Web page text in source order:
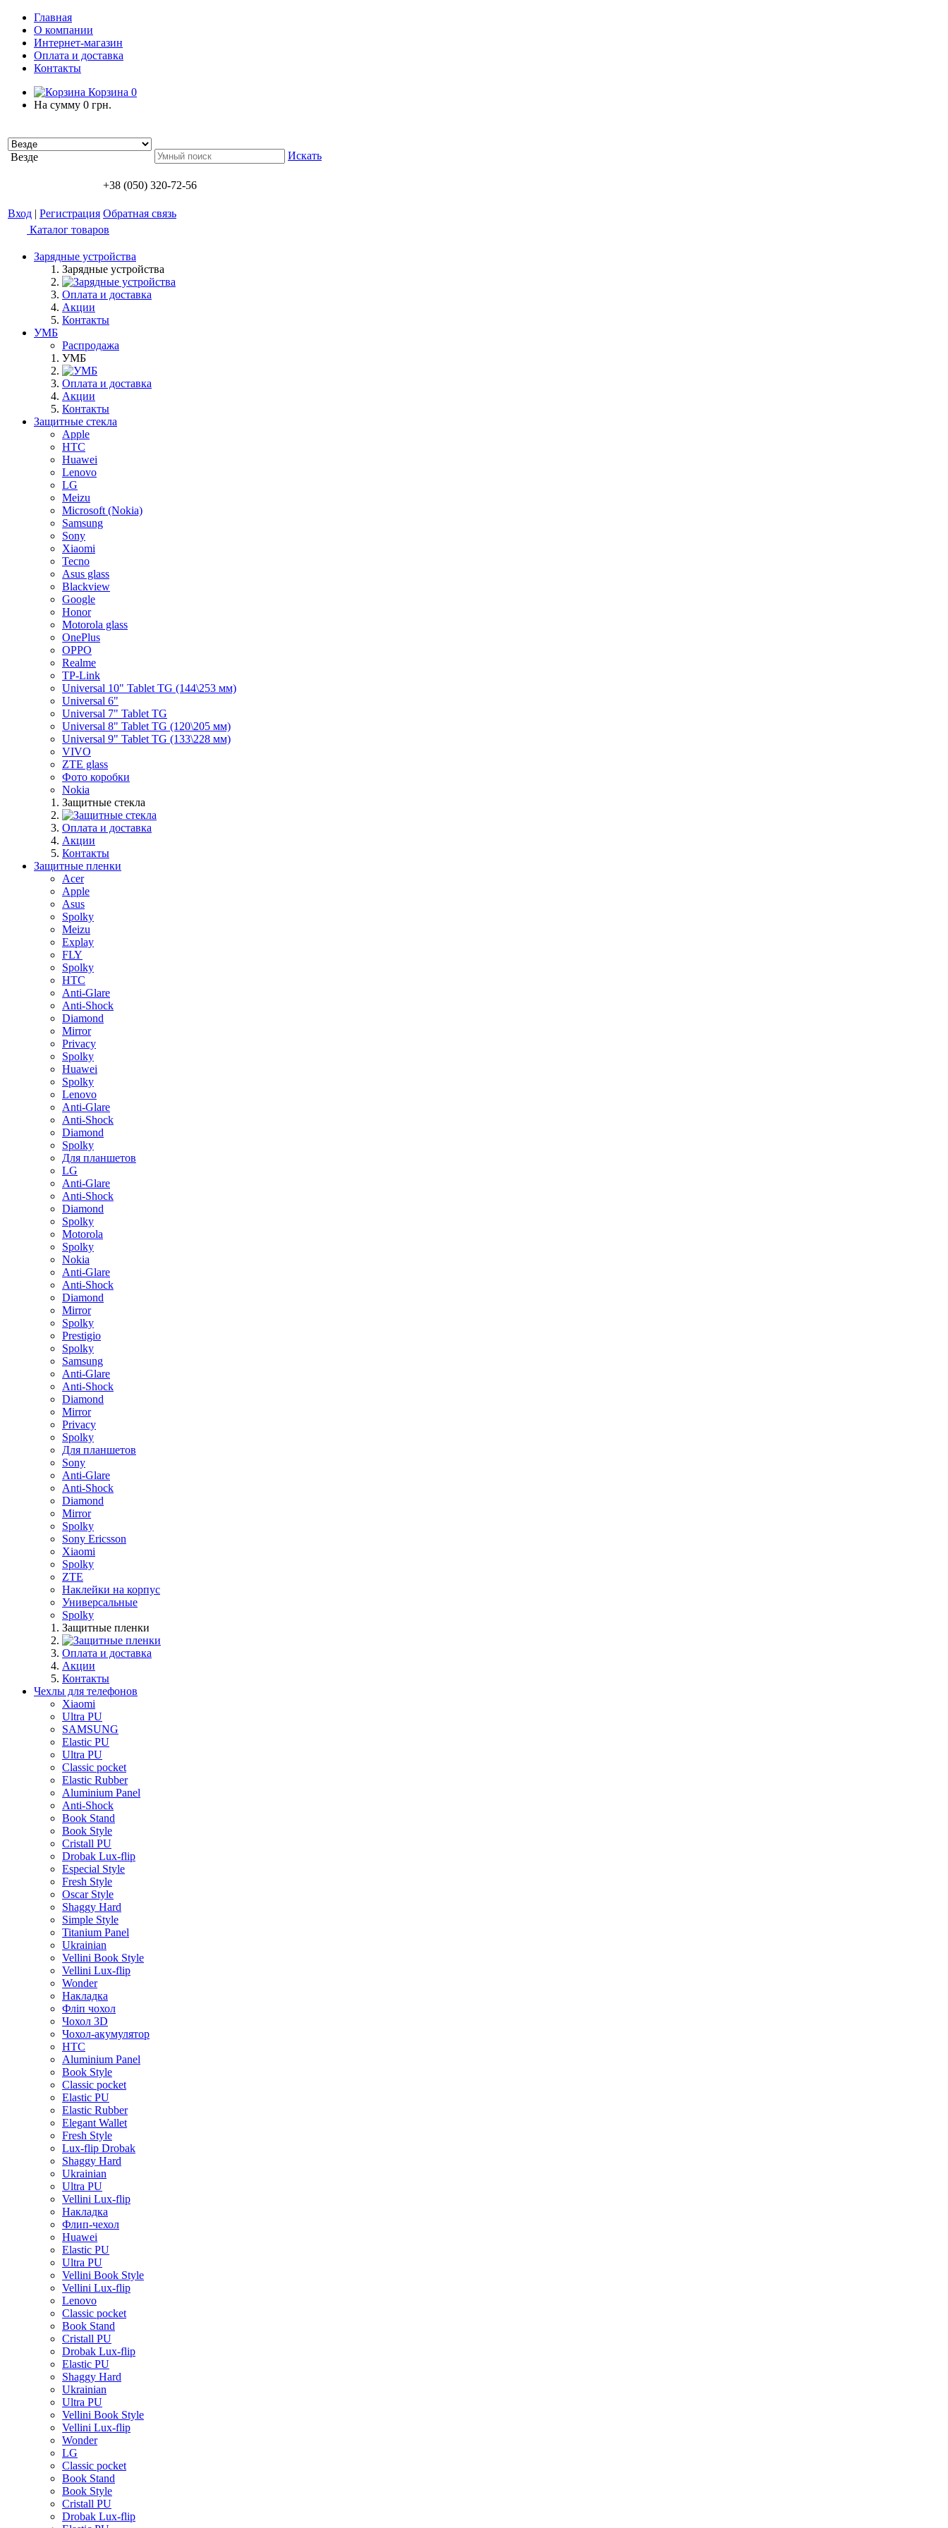
Главная
О компании
Интернет-магазин
Оплата и доставка
Контакты
Корзина 0
На сумму 0 грн.
Везде Искать
+38 (050) 320-72-56
Вход | Регистрация Обратная связь
Каталог товаров
Зарядные устройства
Зарядные устройства
Оплата и доставка
Акции
Контакты
УМБ
Распродажа
УМБ
Оплата и доставка
Акции
Контакты
Защитные стекла
Apple
HTC
Huawei
Lenovo
LG
Meizu
Microsoft (Nokia)
Samsung
Sony
Xiaomi
Tecno
Asus glass
Blackview
Google
Honor
Motorola glass
OnePlus
OPPO
Realme
TP-Link
Universal 10" Tablet TG (144\253 мм)
Universal 6"
Universal 7" Tablet TG
Universal 8" Tablet TG (120\205 мм)
Universal 9" Tablet TG (133\228 мм)
VIVO
ZTE glass
Фото коробки
Nokia
Защитные стекла
Оплата и доставка
Акции
Контакты
Защитные пленки
Acer
Apple
Asus
Spolky
Meizu
Explay
FLY
Spolky
HTC
Anti-Glare
Anti-Shock
Diamond
Mirror
Privacy
Spolky
Huawei
Spolky
Lenovo
Anti-Glare
Anti-Shock
Diamond
Spolky
Для планшетов
LG
Anti-Glare
Anti-Shock
Diamond
Spolky
Motorola
Spolky
Nokia
Anti-Glare
Anti-Shock
Diamond
Mirror
Spolky
Prestigio
Spolky
Samsung
Anti-Glare
Anti-Shock
Diamond
Mirror
Privacy
Spolky
Для планшетов
Sony
Anti-Glare
Anti-Shock
Diamond
Mirror
Spolky
Sony Ericsson
Xiaomi
Spolky
ZTE
Наклейки на корпус
Универсальные
Spolky
Защитные пленки
Оплата и доставка
Акции
Контакты
Чехлы для телефонов
Xiaomi
Ultra PU
SAMSUNG
Elastic PU
Ultra PU
Classic pocket
Elastic Rubber
Aluminium Panel
Anti-Shock
Book Stand
Book Style
Cristall PU
Drobak Lux-flip
Especial Style
Fresh Style
Oscar Style
Shaggy Hard
Simple Style
Titanium Panel
Ukrainian
Vellini Book Style
Vellini Lux-flip
Wonder
Накладка
Фліп чохол
Чохол 3D
Чохол-акумулятор
HTC
Aluminium Panel
Book Style
Classic pocket
Elastic PU
Elastic Rubber
Elegant Wallet
Fresh Style
Lux-flip Drobak
Shaggy Hard
Ukrainian
Ultra PU
Vellini Lux-flip
Накладка
Флип-чехол
Huawei
Elastic PU
Ultra PU
Vellini Book Style
Vellini Lux-flip
Lenovo
Classic pocket
Book Stand
Cristall PU
Drobak Lux-flip
Elastic PU
Shaggy Hard
Ukrainian
Ultra PU
Vellini Book Style
Vellini Lux-flip
Wonder
LG
Classic pocket
Book Stand
Book Style
Cristall PU
Drobak Lux-flip